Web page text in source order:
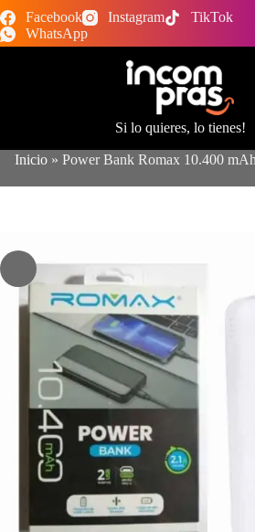
Saltar
al
contenido
Facebook Instagram
TikTok
WhatsApp
Si lo quieres, lo tienes!
Inicio» Power Bank Romax 10.400